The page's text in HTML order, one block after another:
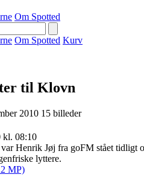
Om Spotted
Om Spotted Kurv
til Klovn
2010 15 billeder
kl. 08:10
Henrik Jøj fra goFM stået
lyttere.
MP)